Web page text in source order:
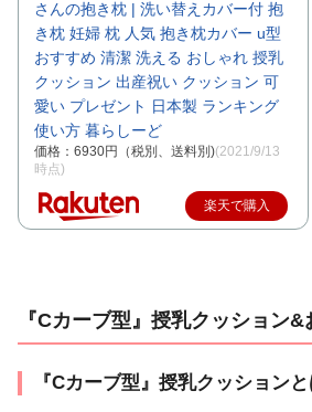
さんの抱き枕 | 洗い替えカバー付 抱
き枕 妊婦 枕 人気 抱き枕カバー u型
おすすめ 清潔 洗える おしゃれ 授乳
クッション 出産祝い クッション 可
愛い プレゼント 日本製 ランキング
使い方 暮らしーど
価格：6930円（税別、送料別)(2021/9/13
時点)
楽天で購入
『Cカーブ型』授乳クッション&
『Cカーブ型』授乳クッションと